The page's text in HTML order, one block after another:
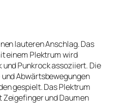
lauteren Anschlag. Das
einem Plektrum wird
Punkrock assoziiert. Die
Abwärtsbewegungen
gespielt. Das Plektrum
und Daumen